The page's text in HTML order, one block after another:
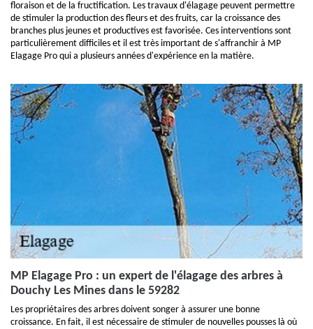
floraison et de la fructification. Les travaux d'élagage peuvent permettre
de stimuler la production des fleurs et des fruits, car la croissance des
branches plus jeunes et productives est favorisée. Ces interventions sont
particulièrement difficiles et il est très important de s'affranchir à MP
Elagage Pro qui a plusieurs années d'expérience en la matière.
MP Elagage Pro : un expert de l'élagage des arbres à
Douchy Les Mines dans le 59282
Les propriétaires des arbres doivent songer à assurer une bonne
croissance. En fait, il est nécessaire de stimuler de nouvelles pousses là où